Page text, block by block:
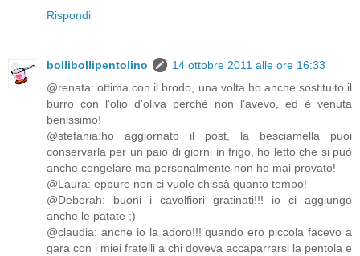
Rispondi
bollibollipentolino
14 ottobre 2011 alle ore 16:33
@renata: ottima con il brodo, una volta ho anche sostituito il
burro con l'olio d'oliva perchè non l'avevo, ed è venuta
benissimo!
@stefania:ho aggiornato il post, la besciamella puoi
conservarla per un paio di giorni in frigo, ho letto che si può
anche congelare ma personalmente non ho mai provato!
@Laura: eppure non ci vuole chissà quanto tempo!
@Deborah: buoni i cavolfiori gratinati!!! io ci aggiungo
anche le patate ;)
@claudia: anche io la adoro!!! quando ero piccola facevo a
gara con i miei fratelli a chi doveva accaparrarsi la pentola e